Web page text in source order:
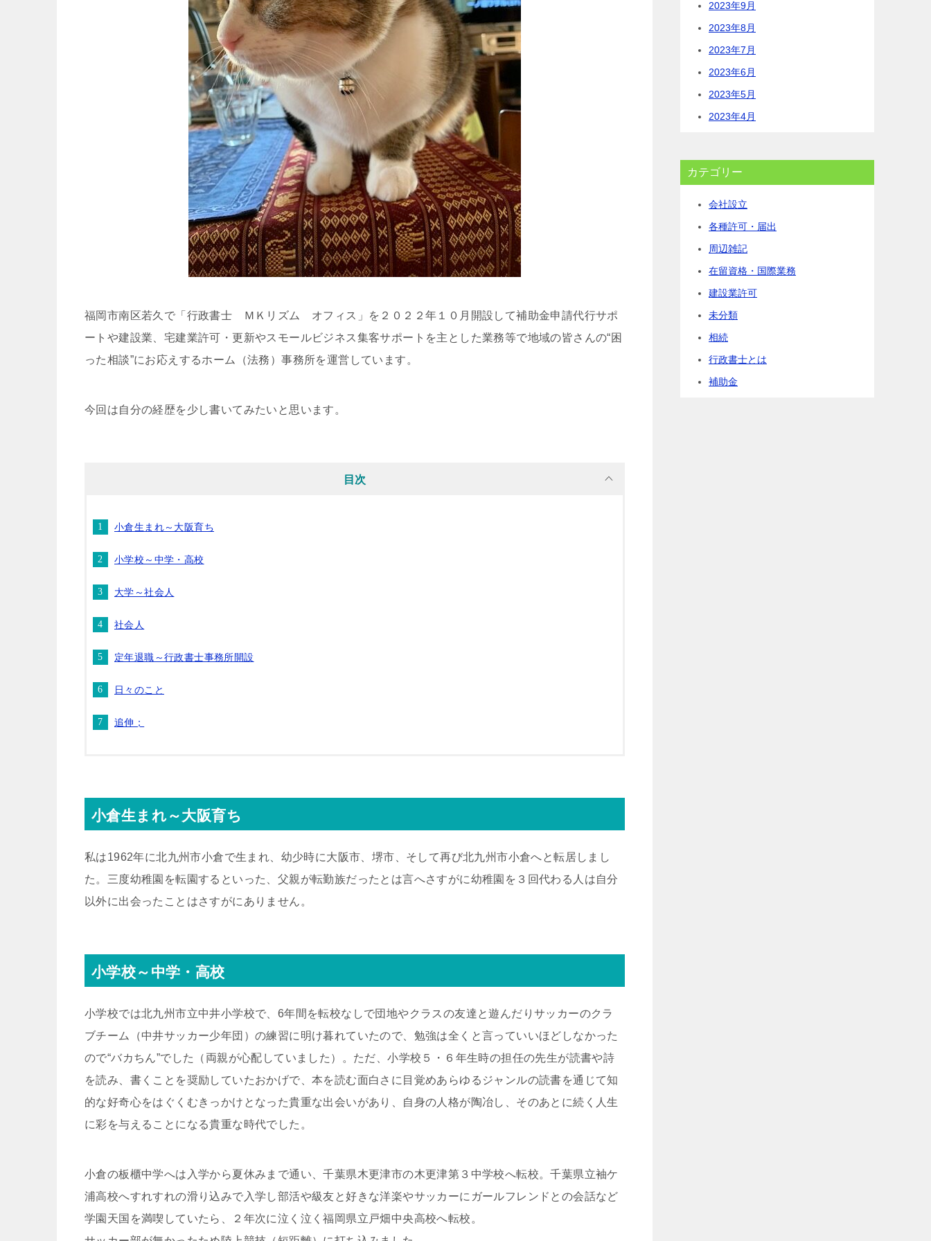
福岡市南区若久で「行政書士 ＭＫリズム オフィス」を２０２２年１０月開設して補助金申請代行サポ
ートや建設業、宅建業許可・更新やスモールビジネス集客サポートを主とした業務等で地域の皆さんの“困
った相談”にお応えするホーム（法務）事務所を運営しています。
今回は自分の経歴を少し書いてみたいと思います。
目次
小倉生まれ～大阪育ち
小学校～中学・高校
大学～社会人
社会人
定年退職～行政書士事務所開設
日々のこと
追伸；
小倉生まれ～大阪育ち
私は1962年に北九州市小倉で生まれ、幼少時に大阪市、堺市、そして再び北九州市小倉へと転居しまし
た。三度幼稚園を転園するといった、父親が転勤族だったとは言へさすがに幼稚園を３回代わる人は自分
以外に出会ったことはさすがにありません。
小学校～中学・高校
小学校では北九州市立中井小学校で、6年間を転校なしで団地やクラスの友達と遊んだりサッカーのクラ
ブチーム（中井サッカー少年団）の練習に明け暮れていたので、勉強は全くと言っていいほどしなかった
ので“バカちん”でした（両親が心配していました）。ただ、小学校５・６年生時の担任の先生が読書や詩
を読み、書くことを奨励していたおかげで、本を読む面白さに目覚めあらゆるジャンルの読書を通じて知
的な好奇心をはぐくむきっかけとなった貴重な出会いがあり、自身の人格が陶冶し、そのあとに続く人生
に彩を与えることになる貴重な時代でした。
小倉の板櫃中学へは入学から夏休みまで通い、千葉県木更津市の木更津第３中学校へ転校。千葉県立袖ケ
浦高校へすれすれの滑り込みで入学し部活や級友と好きな洋楽やサッカーにガールフレンドとの会話など
学園天国を満喫していたら、２年次に泣く泣く福岡県立戸畑中央高校へ転校。
2023年9月
2023年8月
2023年7月
2023年6月
2023年5月
2023年4月
カテゴリー
会社設立
各種許可・届出
周辺雑記
在留資格・国際業務
建設業許可
未分類
相続
行政書士とは
補助金